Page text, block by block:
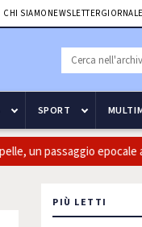
CHI SIAMO NEWSLETTER
SPORT
un passaggio epocale
PIÙ LETTI